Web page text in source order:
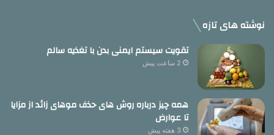
نوشته های تازه
تقویت سیستم ایمنی بدن با تغذیه سالم
2 ساعت پیش
همه چیز درباره روش های حذف موهای زائد از مزایا
تا عوارض
3 هفته پیش